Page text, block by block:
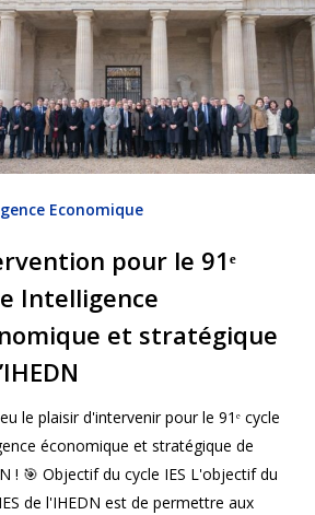
Economique
pour le 91ᵉ
Intelligence
et stratégique
le plaisir d'intervenir pour le 91ᵉ cycle
économique et stratégique de
! 🎯 Objectif du cycle IES L'objectif du
de l'IHEDN est de permettre aux